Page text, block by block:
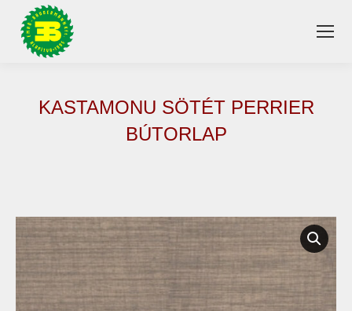
KASTAMONU SÖTÉT PERRIER
BÚTORLAP